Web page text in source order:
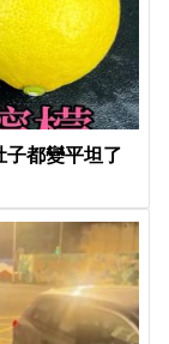
子都變平坦了